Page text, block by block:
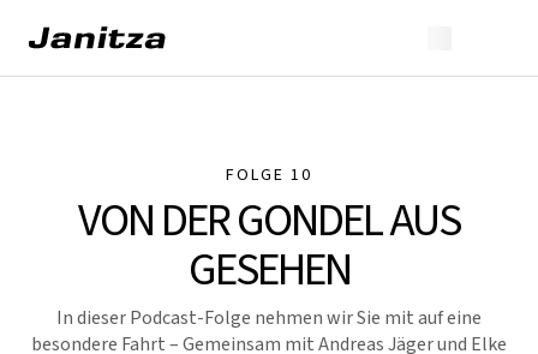
FOLGE 10
VON DER GONDEL AUS
GESEHEN
In dieser Podcast-Folge nehmen wir Sie mit auf eine
besondere Fahrt – Gemeinsam mit Andreas Jäger und Elke